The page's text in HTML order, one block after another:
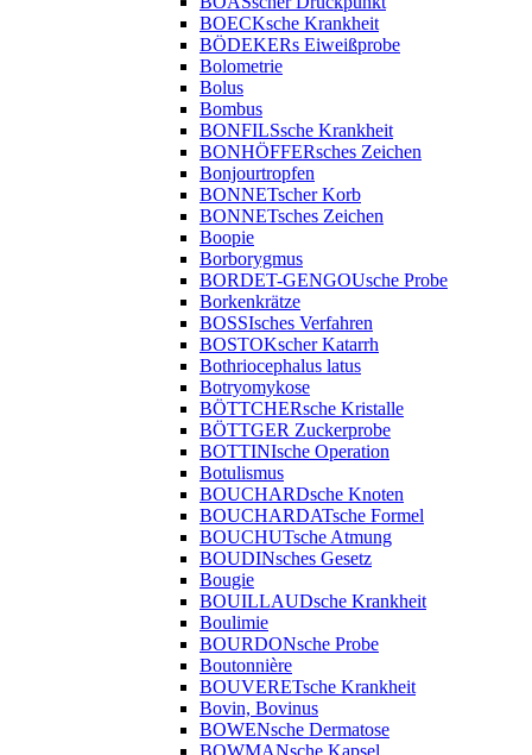
BOECKsche Krankheit
BÖDEKERs Eiweißprobe
Bolometrie
Bolus
Bombus
BONFILSsche Krankheit
BONHÖFFERsches Zeichen
Bonjourtropfen
BONNETscher Korb
BONNETsches Zeichen
Boopie
Borborygmus
BORDET-GENGOUsche Probe
Borkenkrätze
BOSSIsches Verfahren
BOSTOKscher Katarrh
Bothriocephalus latus
Botryomykose
BÖTTCHERsche Kristalle
BÖTTGER Zuckerprobe
BOTTINIsche Operation
Botulismus
BOUCHARDsche Knoten
BOUCHARDATsche Formel
BOUCHUTsche Atmung
BOUDINsches Gesetz
Bougie
BOUILLAUDsche Krankheit
Boulimie
BOURDONsche Probe
Boutonnière
BOUVERETsche Krankheit
Bovin, Bovinus
BOWENsche Dermatose
BOWMANsche Kapsel